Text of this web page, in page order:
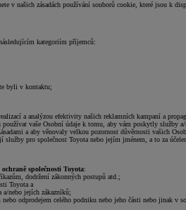
v našich zásadách používání souborů cookie, které jsou k
kategoriím příjemců:
byli v kontaktu;
a analýzou efektivity našich reklamních kampaní a
vaše Osobní údaje k tomu, aby vám poskytly
a aby věnovaly velkou pozornost důvěrnosti vašich
služby pro společnost Toyota nebo jejím jménem, a to za
společnosti Toyota:
dodržení zákonných postupů atd.;
Toyota a
a/nebo jejích zákazníků;
odprodejem celého podniku nebo jeho části nebo jinak